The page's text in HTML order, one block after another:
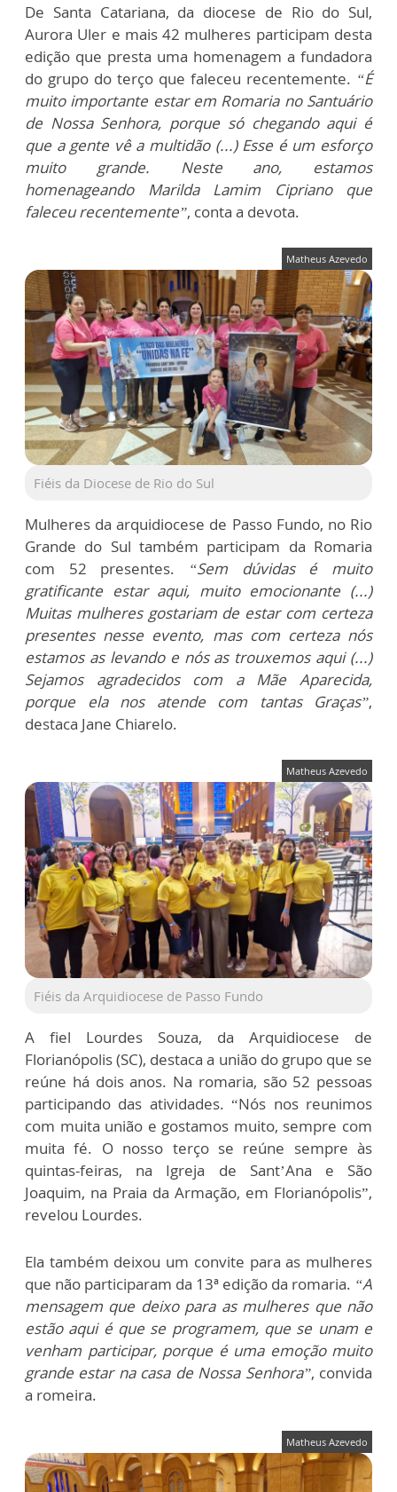
De Santa Catariana, da diocese de Rio do Sul,
Aurora Uler e mais 42 mulheres participam desta
edição que presta uma homenagem a fundadora
do grupo do terço que faleceu recentemente. “É
muito importante estar em Romaria no Santuário
de Nossa Senhora, porque só chegando aqui é
que a gente vê a multidão (...) Esse é um esforço
muito grande. Neste ano, estamos
homenageando Marilda Lamim Cipriano que
faleceu recentemente”, conta a devota.
Matheus Azevedo
Fiéis da Diocese de Rio do Sul
Mulheres da arquidiocese de Passo Fundo, no Rio
Grande do Sul também participam da Romaria
com 52 presentes. “Sem dúvidas é muito
gratificante estar aqui, muito emocionante (...)
Muitas mulheres gostariam de estar com certeza
presentes nesse evento, mas com certeza nós
estamos as levando e nós as trouxemos aqui (...)
Sejamos agradecidos com a Mãe Aparecida,
porque ela nos atende com tantas Graças”,
destaca Jane Chiarelo.
Matheus Azevedo
Fiéis da Arquidiocese de Passo Fundo
A fiel Lourdes Souza, da Arquidiocese de
Florianópolis (SC), destaca a união do grupo que se
reúne há dois anos. Na romaria, são 52 pessoas
participando das atividades. “Nós nos reunimos
com muita união e gostamos muito, sempre com
muita fé. O nosso terço se reúne sempre às
quintas-feiras, na Igreja de Sant’Ana e São
Joaquim, na Praia da Armação, em Florianópolis”,
revelou Lourdes.
Ela também deixou um convite para as mulheres
que não participaram da 13ª edição da romaria. “A
mensagem que deixo para as mulheres que não
estão aqui é que se programem, que se unam e
venham participar, porque é uma emoção muito
grande estar na casa de Nossa Senhora”, convida
a romeira.
Matheus Azevedo